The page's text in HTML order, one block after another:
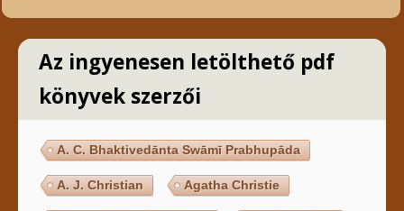
Az ingyenesen letölthető pdf
könyvek szerzői
A. C. Bhaktivedānta Swāmī Prabhupāda
A. J. Christian Agatha Christie